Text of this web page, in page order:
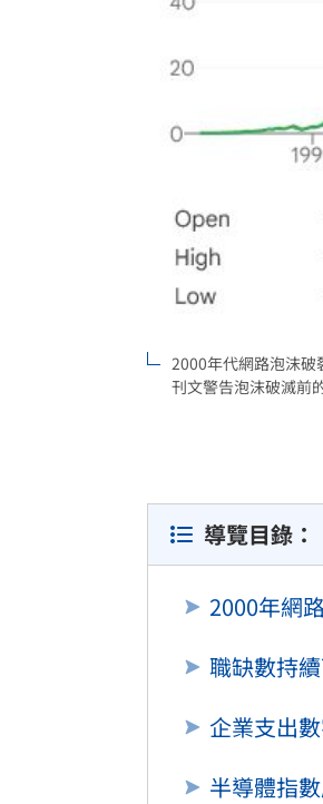
「拍片人的多重宇
8國球員齊聚高雄
理想混蛋號召粉絲
2000年代網路泡沫
刊文警告泡沫破滅前
導覽目錄：
2000年網
職缺數持
企業支出
半導體指